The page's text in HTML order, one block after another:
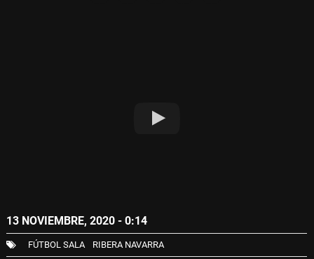
13 NOVIEMBRE, 2020 - 0:14
FÚTBOL SALA RIBERA NAVARRA